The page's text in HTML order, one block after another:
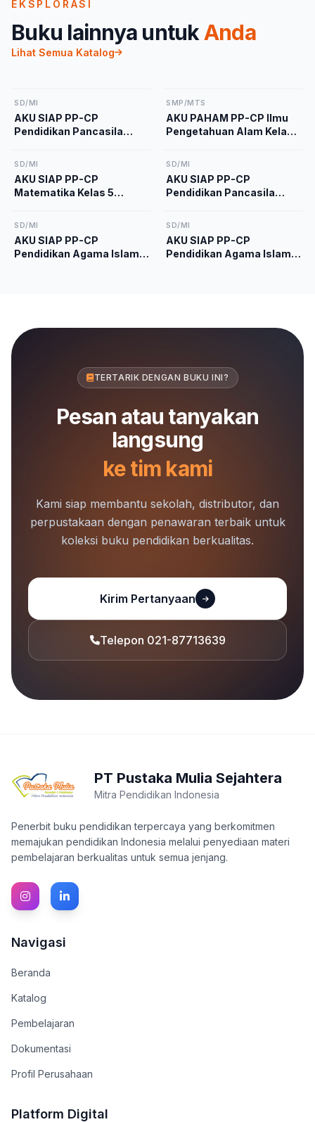
EKSPLORASI
Buku lainnya untukAnda
Lihat Semua Katalog
SD/MI
AKU SIAP PP-CP
Pendidikan Pancasila
Merdeka
SMP/MTS
AKU PAHAM PP-CP Ilmu
Pengetahuan Alam Kelas
SD/MI
AKU SIAP PP-CP
Matematika Kelas 5
SD/MI
AKU SIAP PP-CP
Pendidikan Pancasila
Merdeka
SD/MI
AKU SIAP PP-CP
Pendidikan Agama Islam
SD/MI
AKU SIAP PP-CP
Pendidikan Agama Islam
TERTARIK DENGAN BUKU INI?
Pesan atau tanyakan
langsung
ke tim kami
Kami siap membantu sekolah, distributor, dan
perpustakaan dengan penawaran terbaik untuk
koleksi buku pendidikan berkualitas.
Kirim Pertanyaan
Telepon 021-87713639
PT Pustaka Mulia Sejahtera
Mitra Pendidikan Indonesia
Penerbit buku pendidikan terpercaya yang berkomitmen
memajukan pendidikan Indonesia melalui penyediaan materi
pembelajaran berkualitas untuk semua jenjang.
Navigasi
Beranda
Katalog
Pembelajaran
Dokumentasi
Profil Perusahaan
Platform Digital